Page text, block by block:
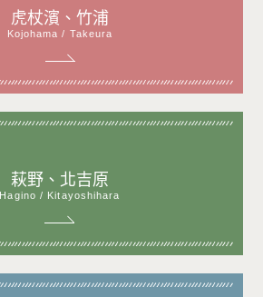
虎杖濱、竹浦
Kojohama / Takeura
萩野、北吉原
Hagino / Kitayoshihara